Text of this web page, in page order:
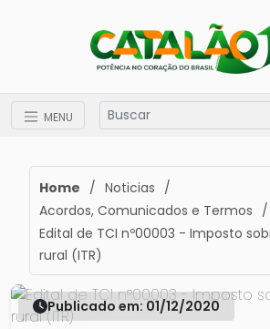
MENU
Home / Noticias /
Acordos, Comunicados e Termos /
Edital de TCI nº00003 - Imposto
rural (ITR)
Publicado em: 01/12/2020